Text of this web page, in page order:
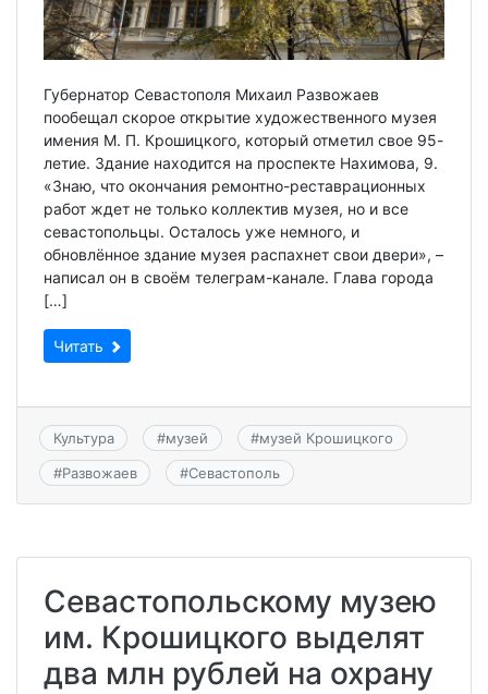
Губернатор Севастополя Михаил Развожаев
пообещал скорое открытие художественного музея
имения М. П. Крошицкого, который отметил свое 95-
летие. Здание находится на проспекте Нахимова, 9.
«Знаю, что окончания ремонтно-реставрационных
работ ждет не только коллектив музея, но и все
севастопольцы. Осталось уже немного, и
обновлённое здание музея распахнет свои двери», –
написал он в своём телеграм-канале. Глава города
[…]
Читать
Культура #музей #музей Крошицкого
#Развожаев #Севастополь
Севастопольскому музею
им. Крошицкого выделят
два млн рублей на охрану